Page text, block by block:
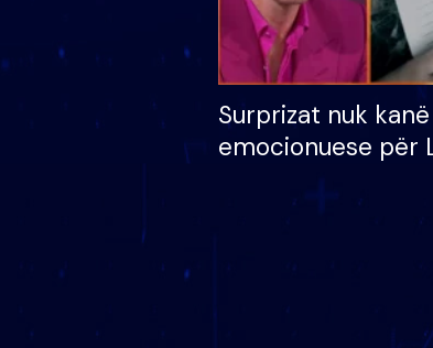
Surprizat nuk
emocionuese për